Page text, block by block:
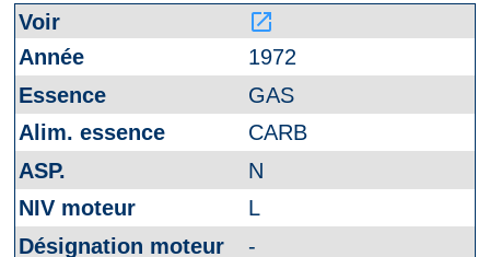
launch
1972
GAS
CARB
N
L
-